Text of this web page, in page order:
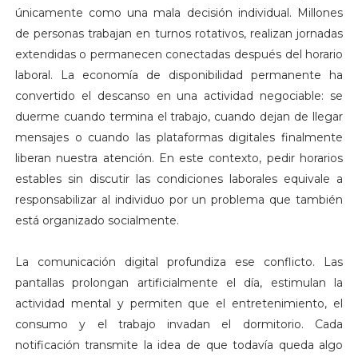
únicamente como una mala decisión individual. Millones
de personas trabajan en turnos rotativos, realizan jornadas
extendidas o permanecen conectadas después del horario
laboral. La economía de disponibilidad permanente ha
convertido el descanso en una actividad negociable: se
duerme cuando termina el trabajo, cuando dejan de llegar
mensajes o cuando las plataformas digitales finalmente
liberan nuestra atención. En este contexto, pedir horarios
estables sin discutir las condiciones laborales equivale a
responsabilizar al individuo por un problema que también
está organizado socialmente.
La comunicación digital profundiza ese conflicto. Las
pantallas prolongan artificialmente el día, estimulan la
actividad mental y permiten que el entretenimiento, el
consumo y el trabajo invadan el dormitorio. Cada
notificación transmite la idea de que todavía queda algo